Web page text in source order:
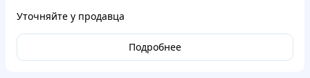
Уточняйте у продавца
Подробнее